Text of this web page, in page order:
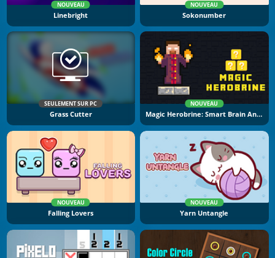
NOUVEAU
Linebright
NOUVEAU
Sokonumber
SEULEMENT SUR PC
Grass Cutter
NOUVEAU
Magic Herobrine: Smart Brain And Puzzle Quest
NOUVEAU
Falling Lovers
NOUVEAU
Yarn Untangle